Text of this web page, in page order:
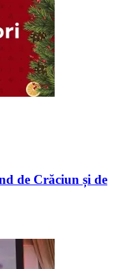
de Crăciun și de